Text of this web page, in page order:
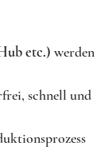
etc.) werden
schnell und